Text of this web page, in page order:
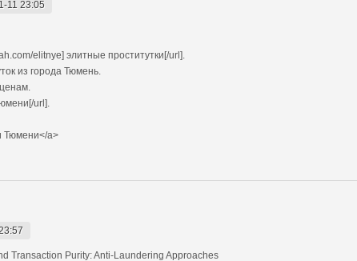
11 23:05
elitnye] элитные проститутки[/url].
из города Тюмень.
url].
Тюмени</a>
Transaction Purity: Anti-Laundering Approaches